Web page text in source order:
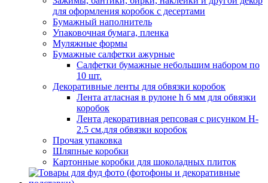
для оформления коробок с десертами
Бумажный наполнитель
Упаковочная бумага, пленка
Муляжные формы
Бумажные салфетки ажурные
Салфетки бумажные небольшим набором по
10 шт.
Декоративные ленты для обвязки коробок
Лента атласная в рулоне h 6 мм для обвязки
коробок
Лента декоративная репсовая с рисунком H-
2.5 см.для обвязки коробок
Прочая упаковка
Шляпные коробки
Картонные коробки для шоколадных плиток